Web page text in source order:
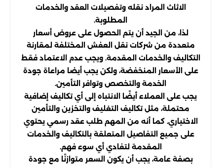
الاثاث المراد نقله وتفصيلات العقد والخدمات
المطلوبة.
لذا، من الجيد أن يتم الحصول على عروض أسعار
متعددة من شركات نقل العفش المختلفة لمقارنة
التكاليف والخدمات المقدمة. ويجب عدم الاعتماد فقط
على الأسعار المنخفضة، ولكن يجب أيضا مراعاة جودة
الخدمة والتخصص وتوافر التأمين.
يجب على العملاء أيضًا الانتباه إلى أي تكاليف إضافية
محتملة، مثل تكاليف التغليف والتخزين والتأمين
الاختياري. كما أنه من المهم طلب عقد رسمي يحتوي
على جميع التفاصيل المتعلقة بالتكاليف والخدمات
المقدمة لتفادي أي سوء فهم.
بصفة عامة، يجب أن يكون السعر متوازنًا مع جودة